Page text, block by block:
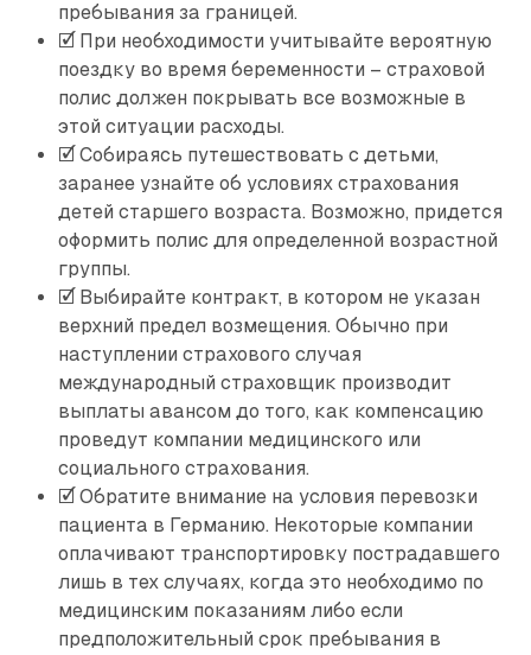
пребывания за границей.
🗹 При необходимости учитывайте вероятную
поездку во время беременности – страховой
полис должен покрывать все возможные в
этой ситуации расходы.
🗹 Собираясь путешествовать с детьми,
заранее узнайте об условиях страхования
детей старшего возраста. Возможно, придется
оформить полис для определенной возрастной
группы.
🗹 Выбирайте контракт, в котором не указан
верхний предел возмещения. Обычно при
наступлении страхового случая
международный страховщик производит
выплаты авансом до того, как компенсацию
проведут компании медицинского или
социального страхования.
🗹 Обратите внимание на условия перевозки
пациента в Германию. Некоторые компании
оплачивают транспортировку пострадавшего
лишь в тех случаях, когда это необходимо по
медицинским показаниям либо если
предположительный срок пребывания в